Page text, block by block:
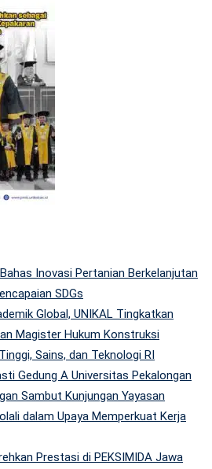
Inovasi Pertanian Berkelanjutan
SDGs
Global, UNIKAL Tingkatkan
Magister Hukum Konstruksi
Sains, dan Teknologi RI
Gedung A Universitas Pekalongan
Sambut Kunjungan Yayasan
dalam Upaya Memperkuat Kerja
Prestasi di PEKSIMIDA Jawa